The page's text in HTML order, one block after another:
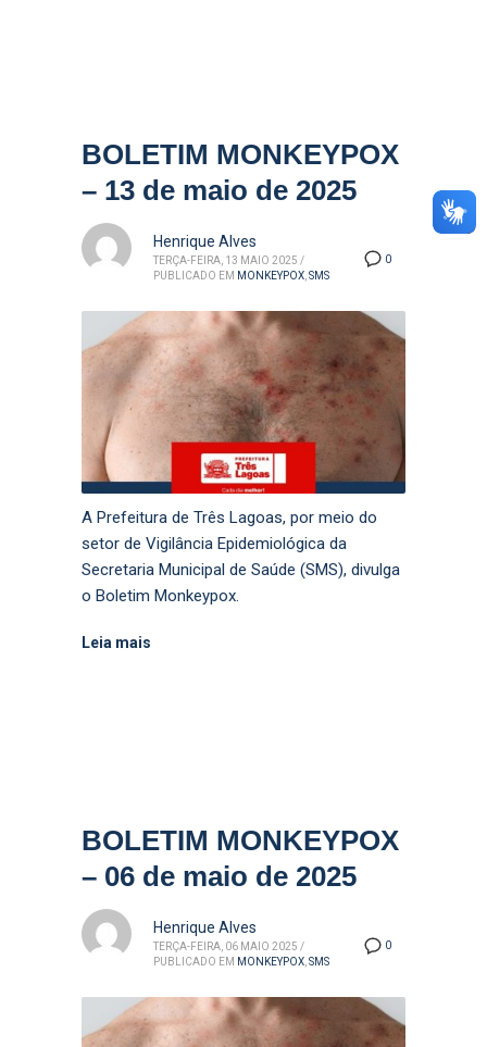
BOLETIM MONKEYPOX
– 13 de maio de 2025
0
Henrique Alves
TERÇA-FEIRA, 13 MAIO 2025 /
PUBLICADO EM MONKEYPOX SMS
A Prefeitura de Três Lagoas, por meio do
setor de Vigilância Epidemiológica da
Secretaria Municipal de Saúde (SMS), divulga
o Boletim Monkeypox.
Leia mais
BOLETIM MONKEYPOX
– 06 de maio de 2025
0
Henrique Alves
TERÇA-FEIRA, 06 MAIO 2025 /
PUBLICADO EM MONKEYPOX,SMS